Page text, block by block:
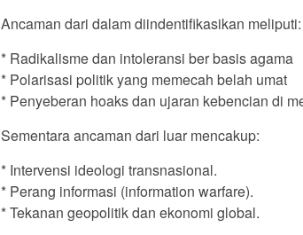
Ancaman dari dalam diindentifikasikan meliputi:
* Radikalisme dan intoleransi ber basis agama
* Polarisasi politik yang memecah belah umat
* Penyeberan hoaks dan ujaran kebencian di
Sementara ancaman dari luar mencakup:
* Intervensi ideologi transnasional.
* Perang informasi (information warfare).
* Tekanan geopolitik dan ekonomi global.